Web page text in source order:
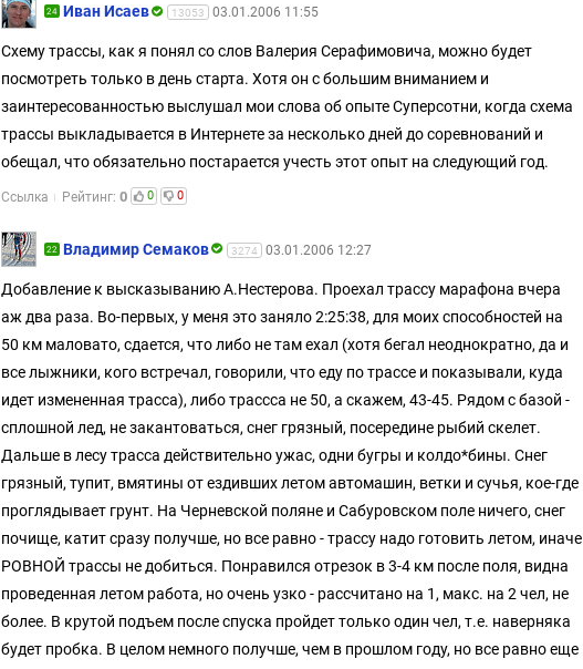
24 Иван Исаев 13053 03.01.2006 11:55
Схему трассы, как я понял со слов Валерия Серафимовича, можно будет
посмотреть только в день старта. Хотя он с большим вниманием и
заинтересованностью выслушал мои слова об опыте Суперсотни, когда схема
трассы выкладывается в Интернете за несколько дней до соревнований и
обещал, что обязательно постарается учесть этот опыт на следующий год.
Ссылка Рейтинг: 0 0 0
22 Владимир Семаков 3274 03.01.2006 12:27
Добавление к высказыванию А.Нестерова. Проехал трассу марафона вчера
аж два раза. Во-первых, у меня это заняло 2:25:38, для моих способностей на
50 км маловато, сдается, что либо не там ехал (хотя бегал неоднократно, да и
все лыжники, кого встречал, говорили, что еду по трассе и показывали, куда
идет измененная трасса), либо трассса не 50, а скажем, 43-45. Рядом с базой -
сплошной лед, не закантоваться, снег грязный, посередине рыбий скелет.
Дальше в лесу трасса действительно ужас, одни бугры и колдо*бины. Снег
грязный, тупит, вмятины от ездивших летом автомашин, ветки и сучья, кое-где
проглядывает грунт. На Черневской поляне и Сабуровском поле ничего, снег
почище, катит сразу получше, но все равно - трассу надо готовить летом, иначе
РОВНОЙ трассы не добиться. Понравился отрезок в 3-4 км после поля, видна
проведенная летом работа, но очень узко - рассчитано на 1, макс. на 2 чел, не
более. В крутой подъем после спуска пройдет только один чел, т.е. наверняка
будет пробка. В целом немного получше, чем в прошлом году, но все равно еще